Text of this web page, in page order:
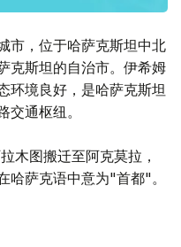
市，位于哈萨克斯坦中北
克斯坦的自治市。伊希姆
环境良好，是哈萨克斯坦
通枢纽。
木图搬迁至阿克莫拉，
萨克语中意为"首都"。